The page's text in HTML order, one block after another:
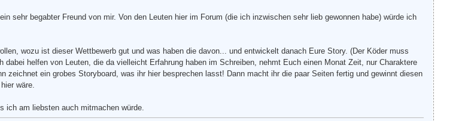
sehr begabter Freund von mir. Von den Leuten hier im Forum (die ich inzwischen sehr lieb gewonnen habe) würde ich
wozu ist dieser Wettbewerb gut und was haben die davon... und entwickelt danach Eure Story. (Der Köder muss
helfen von Leuten, die da vielleicht Erfahrung haben im Schreiben, nehmt Euch einen Monat Zeit, nur Charaktere
zeichnet ein grobes Storyboard, was ihr hier besprechen lasst! Dann macht ihr die paar Seiten fertig und gewinnt diesen
wäre.
ich am liebsten auch mitmachen würde.